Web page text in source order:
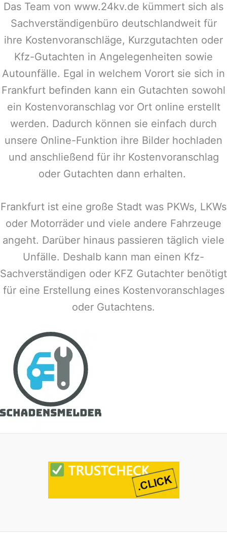
Das Team von www.24kv.de kümmert sich als
Sachverständigenbüro deutschlandweit für
ihre Kostenvoranschläge, Kurzgutachten oder
Kfz-Gutachten in Angelegenheiten sowie
Autounfälle. Egal in welchem Vorort sie sich in
Frankfurt befinden kann ein Gutachten sowohl
ein Kostenvoranschlag vor Ort online erstellt
werden. Dadurch können sie einfach durch
unsere Online-Funktion ihre Bilder hochladen
und anschließend für ihr Kostenvoranschlag
oder Gutachten dann erhalten.
Frankfurt ist eine große Stadt was PKWs, LKWs
oder Motorräder und viele andere Fahrzeuge
angeht. Darüber hinaus passieren täglich viele
Unfälle. Deshalb kann man einen Kfz-
Sachverständigen oder KFZ Gutachter benötigt
für eine Erstellung eines Kostenvoranschlages
oder Gutachtens.